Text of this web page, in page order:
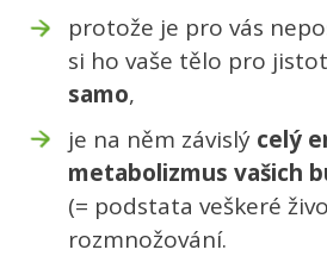
protože je pro vás
si ho vaše tělo pro
samo,
je na něm závislý celý
metabolizmus vašich
(= podstata veškeré
rozmnožování.